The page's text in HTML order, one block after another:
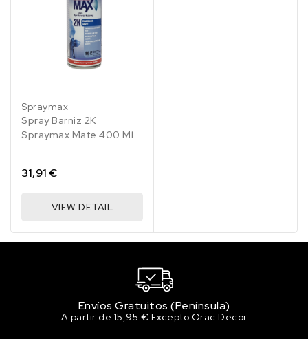
Spraymax
Spray Barniz 2K
Spraymax Mate 400 Ml
31,91 €
VIEW DETAIL
Envíos Gratuitos (Península)
A partir de 15,95 € Excepto Orac Decor